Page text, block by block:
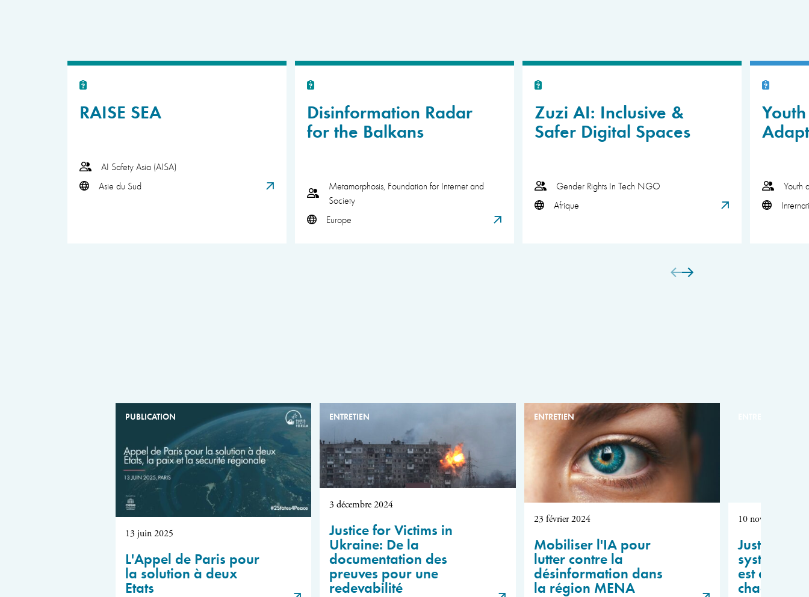
RAISE SEA
AI Safety Asia (AISA)
Asie du Sud
Disinformation Radar
for the Balkans
Metamorphosis, Foundation for Internet and
Society
Europe
Zuzi AI: Inclusive &
Safer Digital Spaces
Gender Rights In Tech NGO
Afrique
Youth
PUBLICATION
13 juin 2025
L'Appel de Paris pour
la solution à deux
Etats
ENTRETIEN
3 décembre 2024
Justice for Victims in
Ukraine: De la
documentation des
preuves pour une
redevabilité
ENTRETIEN
23 février 2024
Mobiliser l'IA pour
lutter contre la
désinformation dans
la région MENA
10 novembre 2023
Justin
système
est devenu
chaotique